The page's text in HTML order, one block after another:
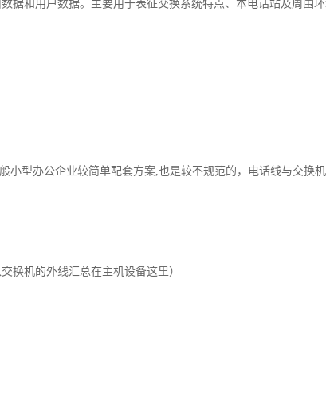
据和用户数据。主要用于表征交换系统特点、本电话站及周围
小型办公企业较简单配套方案,也是较不规范的，电话线与交换
换机的外线汇总在主机设备这里）